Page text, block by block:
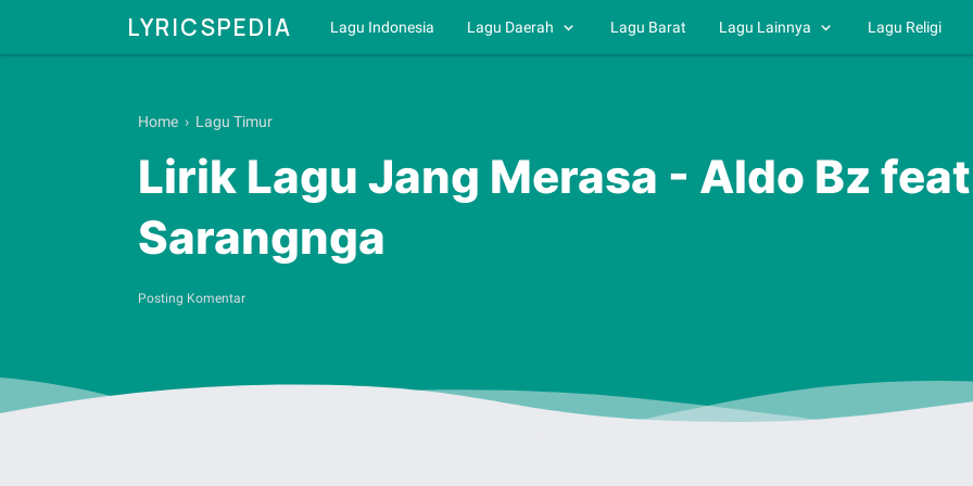
LYRICSPEDIA Lagu Indonesia Lagu Daerah Lagu Barat Lagu Lainnya Lagu Religi
Home › Lagu Timur
Lirik Lagu Jang Merasa - Aldo Bz
Sarangnga
Posting Komentar